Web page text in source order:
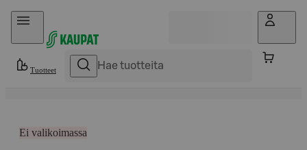
Hyppää sisältöön
Tuotteet
Ei valikoimassa